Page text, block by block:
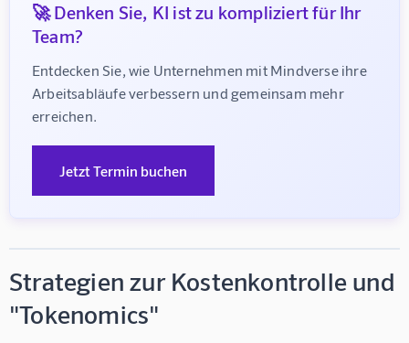
🚀 Denken Sie, KI ist zu kompliziert für Ihr
Team?
Entdecken Sie, wie Unternehmen mit Mindverse ihre
Arbeitsabläufe verbessern und gemeinsam mehr
erreichen.
Jetzt Termin buchen
Strategien zur Kostenkontrolle und
"Tokenomics"